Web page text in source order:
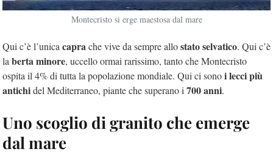
Montecristo si erge maestosa dal mare
Qui c’è l’unica caprache vive da sempre allostato selvatico. Qui c’è
la berta minore, uccello ormai rarissimo, tanto che Montecristo
ospita il 4% di tutta la popolazione mondiale. Qui ci sonoi lecci più
antichidel Mediterraneo, piante che superano i 700 anni.
Uno scoglio di granito che emerge
dal mare